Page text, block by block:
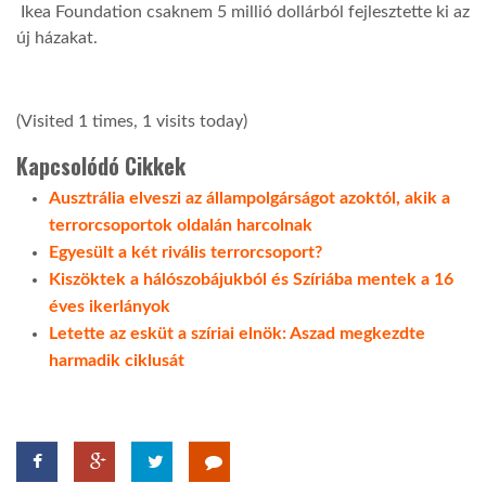
DOBRAVERO.HU
LATIMO.HU
Ikea Foundation csaknem 5 millió dollárból fejlesztette ki az
új házakat.
(Visited 1 times, 1 visits today)
Kapcsolódó Cikkek
Ausztrália elveszi az állampolgárságot azoktól, akik a
terrorcsoportok oldalán harcolnak
Egyesült a két rivális terrorcsoport?
Kiszöktek a hálószobájukból és Szíriába mentek a 16
éves ikerlányok
Letette az esküt a szíriai elnök: Aszad megkezdte
harmadik ciklusát